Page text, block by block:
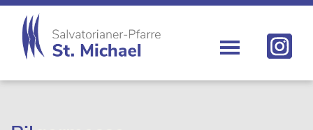
Zur
Hauptnavigation
springen
Skip
main
content
Zur
Hauptsidebar
springen
Zur
Fußzeile
springen
Michael
Michaelerkirche